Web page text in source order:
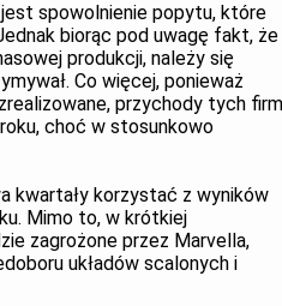
spowolnienie popytu, które
biorąc pod uwagę fakt, że
produkcji, należy się
Co więcej, ponieważ
przychody tych firm
choć w stosunkowo
kwartały korzystać z wyników
Mimo to, w krótkiej
zagrożone przez Marvella,
układów scalonych i